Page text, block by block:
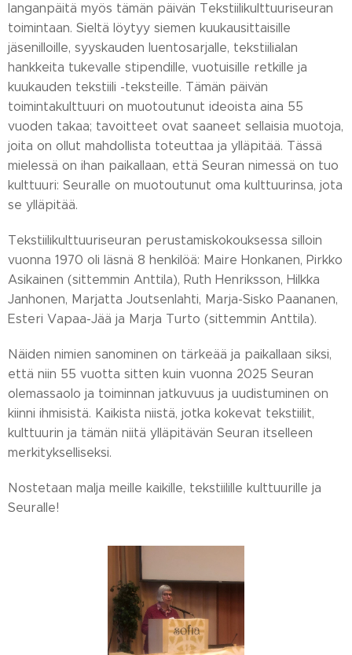
langanpäitä myös tämän päivän Tekstiilikulttuuriseuran
toimintaan. Sieltä löytyy siemen kuukausittaisille
jäsenilloille, syyskauden luentosarjalle, tekstiilialan
hankkeita tukevalle stipendille, vuotuisille retkille ja
kuukauden tekstiili -teksteille. Tämän päivän
toimintakulttuuri on muotoutunut ideoista aina 55
vuoden takaa; tavoitteet ovat saaneet sellaisia muotoja,
joita on ollut mahdollista toteuttaa ja ylläpitää. Tässä
mielessä on ihan paikallaan, että Seuran nimessä on tuo
kulttuuri: Seuralle on muotoutunut oma kulttuurinsa, jota
se ylläpitää.
Tekstiilikulttuuriseuran perustamiskokouksessa silloin
vuonna 1970 oli läsnä 8 henkilöä: Maire Honkanen, Pirkko
Asikainen (sittemmin Anttila), Ruth Henriksson, Hilkka
Janhonen, Marjatta Joutsenlahti, Marja-Sisko Paananen,
Esteri Vapaa-Jää ja Marja Turto (sittemmin Anttila).
Näiden nimien sanominen on tärkeää ja paikallaan siksi,
että niin 55 vuotta sitten kuin vuonna 2025 Seuran
olemassaolo ja toiminnan jatkuvuus ja uudistuminen on
kiinni ihmisistä. Kaikista niistä, jotka kokevat tekstiilit,
kulttuurin ja tämän niitä ylläpitävän Seuran itselleen
merkitykselliseksi.
Nostetaan malja meille kaikille, tekstiilille kulttuurille ja
Seuralle!